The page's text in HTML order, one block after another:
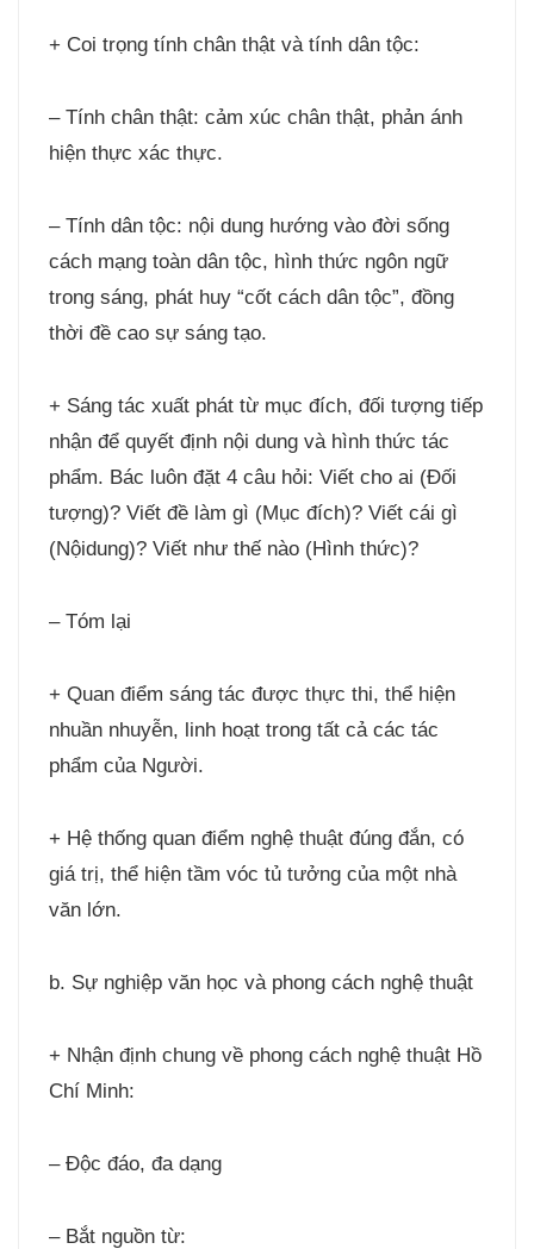
+ Coi trọng tính chân thật và tính dân tộc:
– Tính chân thật: cảm xúc chân thật, phản ánh
hiện thực xác thực.
– Tính dân tộc: nội dung hướng vào đời sống
cách mạng toàn dân tộc, hình thức ngôn ngữ
trong sáng, phát huy “cốt cách dân tộc”, đồng
thời đề cao sự sáng tạo.
+ Sáng tác xuất phát từ mục đích, đối tượng tiếp
nhận để quyết định nội dung và hình thức tác
phẩm. Bác luôn đặt 4 câu hỏi: Viết cho ai (Đối
tượng)? Viết đề làm gì (Mục đích)? Viết cái gì
(Nộidung)? Viết như thế nào (Hình thức)?
– Tóm lại
+ Quan điểm sáng tác được thực thi, thể hiện
nhuần nhuyễn, linh hoạt trong tất cả các tác
phẩm của Người.
+ Hệ thống quan điểm nghệ thuật đúng đắn, có
giá trị, thể hiện tầm vóc tủ tưởng của một nhà
văn lớn.
b. Sự nghiệp văn học và phong cách nghệ thuật
+ Nhận định chung về phong cách nghệ thuật Hồ
Chí Minh:
– Độc đáo, đa dạng
– Bắt nguồn từ: